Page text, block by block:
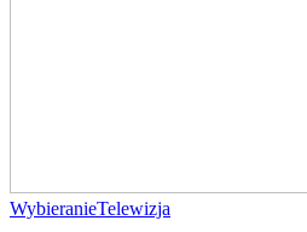
WybieranieTelewizja